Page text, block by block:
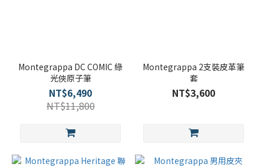
Montegrappa DC COMIC 綠
光俠原子筆
NT$6,490
NT$11,800
Montegrappa 2支裝皮革筆
套
NT$3,600